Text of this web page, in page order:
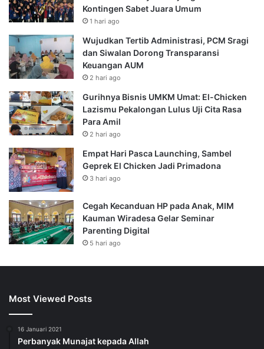
Kontingen Sabet Juara Umum
1 hari ago
Wujudkan Tertib Administrasi, PCM Sragi
dan Siwalan Dorong Transparansi
Keuangan AUM
2 hari ago
Gurihnya Bisnis UMKM Umat: El-Chicken
Lazismu Pekalongan Lulus Uji Cita Rasa
Para Amil
2 hari ago
Empat Hari Pasca Launching, Sambel
Geprek El Chicken Jadi Primadona
3 hari ago
Cegah Kecanduan HP pada Anak, MIM
Kauman Wiradesa Gelar Seminar
Parenting Digital
5 hari ago
Most Viewed Posts
16 Januari 2021
Perbanyak Munajat kepada Allah